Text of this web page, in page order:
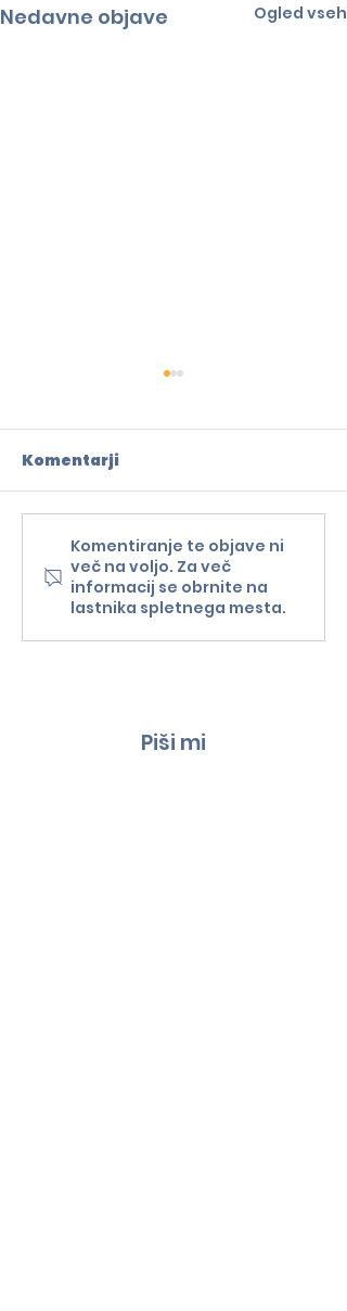
Nedavne objave Ogled vseh
Teden v znamenju
prihodnosti
evropske
avtomobilske
Komentarji
Komentiranje te objave ni
več na voljo. Za več
informacij se obrnite na
lastnika spletnega mesta.
Piši mi